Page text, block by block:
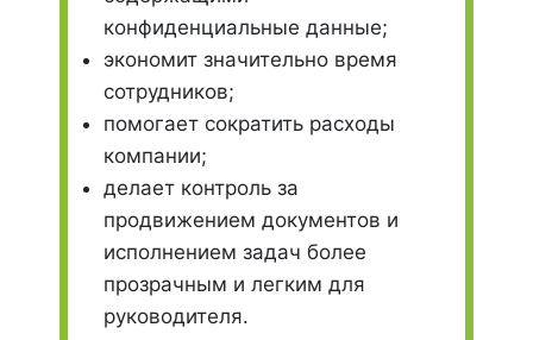
конфиденциальные данные;
экономит значительно время
сотрудников;
помогает сократить расходы
компании;
делает контроль за
продвижением документов и
исполнением задач более
прозрачным и легким для
руководителя.